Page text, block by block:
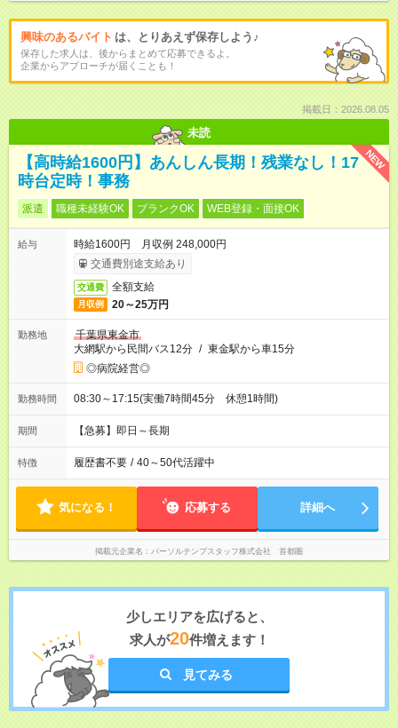
興味のあるバイト は、とりあえず保存しよう♪
保存した求人は、後からまとめて応募できるよ。
企業からアプローチが届くことも！
掲載日：2026.08.05
未読
NEW
【高時給1600円】あんしん長期！残業なし！17
時台定時！事務
派遣 職種未経験OK ブランクOK WEB登録・面接OK
給与
時給1600円 月収例 248,000円
交通費別途支給あり
交通費 全額支給
月収例 20～25万円
勤務地
千葉県東金市
大網駅から民間バス12分 / 東金駅から車15分
◎病院経営◎
勤務時間 08:30～17:15(実働7時間45分 休憩1時間)
期間 【急募】即日～長期
特徴 履歴書不要 / 40～50代活躍中
気になる！ 応募する 詳細へ
掲載元企業名 パーソルテンプスタッフ株式会社 首都圏
少しエリアを広げると、
求人が20件増えます！
見てみる